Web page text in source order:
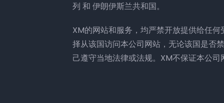
列 和 伊朗伊斯兰共和国。
XM的网站和服务，均严禁开放提供给任
择从该国访问本公司网站，无论该国是否
己遵守当地法律或法规。XM不保证本公